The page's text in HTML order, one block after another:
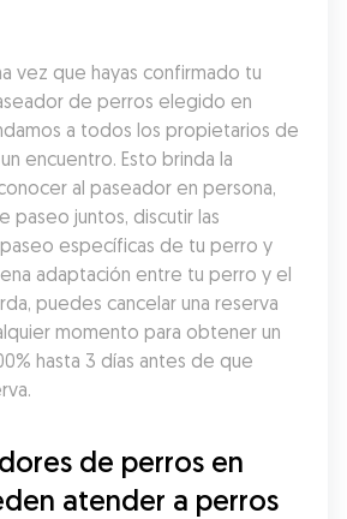
vez que hayas confirmado tu
de perros elegido en
a todos los propietarios de
encuentro. Esto brinda la
al paseador en persona,
paseo juntos, discutir las
específicas de tu perro y
adaptación entre tu perro y el
puedes cancelar una reserva
momento para obtener un
hasta 3 días antes de que
de perros en
atender a perros